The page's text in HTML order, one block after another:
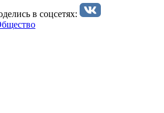
в соцсетях: